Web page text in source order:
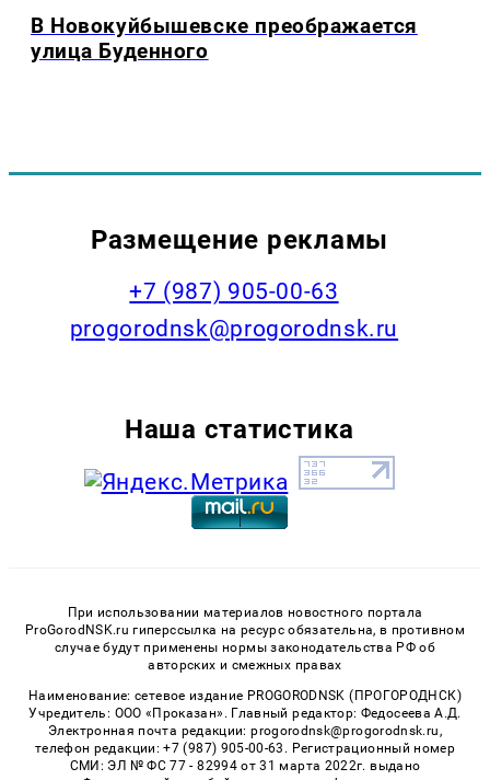
В Новокуйбышевске преображается
улица Буденного
Размещение рекламы
+7 (987) 905-00-63
progorodnsk@progorodnsk.ru
Наша статистика
При использовании материалов новостного портала
ProGorodNSK.ru гиперссылка на ресурс обязательна, в противном
случае будут применены нормы законодательства РФ об
авторских и смежных правах
Наименование: сетевое издание PROGORODNSK (ПРОГОРОДНСК)
Учредитель: ООО «Проказан». Главный редактор: Федосеева А.Д.
Электронная почта редакции: progorodnsk@progorodnsk.ru,
телефон редакции: +7 (987) 905-00-63. Регистрационный номер
СМИ: ЭЛ № ФС 77 - 82994 от 31 марта 2022г. выдано